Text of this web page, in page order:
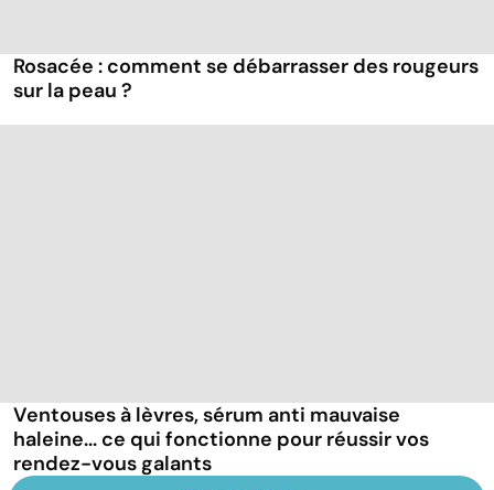
Rosacée : comment se débarrasser des rougeurs
sur la peau ?
Ventouses à lèvres, sérum anti mauvaise
haleine... ce qui fonctionne pour réussir vos
rendez-vous galants